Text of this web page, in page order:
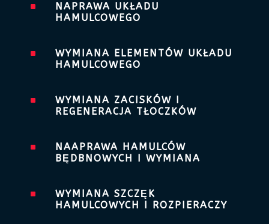
^
NAPRAWA UKŁADU
HAMULCOWEGO
^
WYMIANA ELEMENTÓW UKŁADU
HAMULCOWEGO
^
WYMIANA ZACISKÓW I
REGENERACJA TŁOCZKÓW
^
NAAPRAWA HAMULCÓW
BĘDBNOWYCH I WYMIANA
^
WYMIANA SZCZĘK
HAMULCOWYCH I ROZPIERACZY